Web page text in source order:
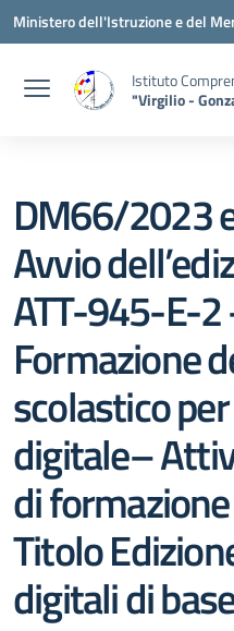
Vai ai contenuti
Vai al menu di navigazione
Vai al footer
Ministero dell'Istruzione e del
Istituto
"Virgilio -
DM66/2023
Avvio
ATT-945-E-
Formazione
scolastico
digitale–
di
Titolo
digitali di